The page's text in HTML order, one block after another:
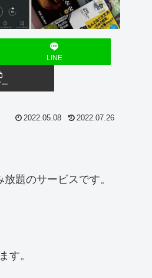
LINE
2022.05.08 2022.07.26
題のサービスです。
す。